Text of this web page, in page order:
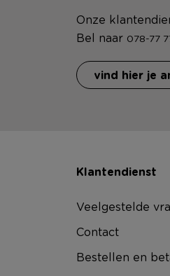
Onze
Bel naar 078-77
vind hier je
Klantendienst
Veelgestelde
Contact
Bestellen en